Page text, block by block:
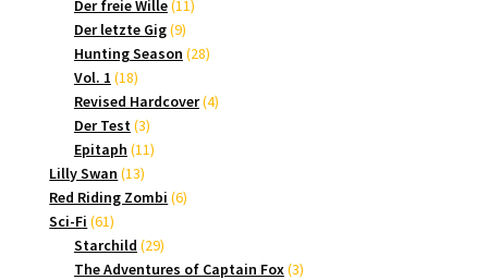
Produkte
Der freie Wille 1111
Der letzte Gig 99
Produkte
Hunting Season 2828
Vol. 1 1818
Produkte
Revised Hardcover 44
Der Test 33
Produkte
Epitaph 1111
Lilly Swan 1313
Produkte
Red Riding Zombi 66
Sci-Fi 6161
Produkte
Starchild 2929
Produkte
The Adventures of Captain Fox 33